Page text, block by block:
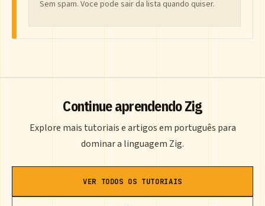
Sem spam. Voce pode sair da lista quando quiser.
Continue aprendendo Zig
Explore mais tutoriais e artigos em português para
dominar a linguagem Zig.
VER TODOS OS TUTORIAIS